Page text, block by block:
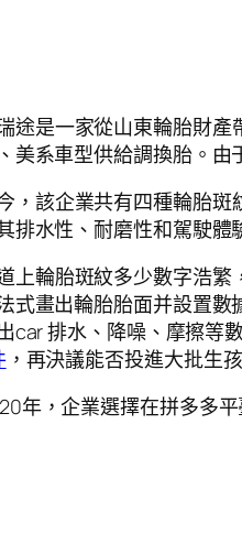
途是一家從山東輪胎財
美系車型供給調換胎。
，該企業共有四種輪胎
排水性、耐磨性和駕駛體
上輪胎斑紋多少數字浩
式畫出輪胎胎面并設置
car 排水、降噪、摩擦等
，再決議能否投進大批生
年，企業選擇在拼多多